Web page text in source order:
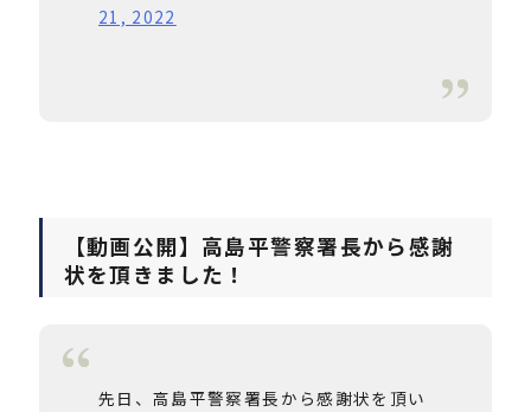
21, 2022
【動画公開】高島平警察署長から感謝
状を頂きました！
先日、高島平警察署長から感謝状を頂い